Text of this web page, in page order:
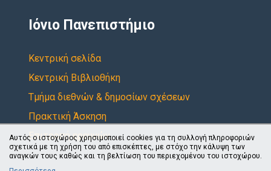
Ιόνιο Πανεπιστήμιο
Κεντρική σελίδα
Κεντρική Βιβλιοθήκη
Τμήμα διεθνών & δημοσίων σχέσεων
Πρακτική Άσκηση
Επιτροπή ερευνών
Αυτός ο ιστοχώρος χρησιμοποιεί cookies για τη συλλογή πληροφοριών
σχετικά με τη χρήση του από επισκέπτες, με στόχο την κάλυψη των
αναγκών τους καθώς και τη βελτίωση του περιεχομένου του ιστοχώρου.